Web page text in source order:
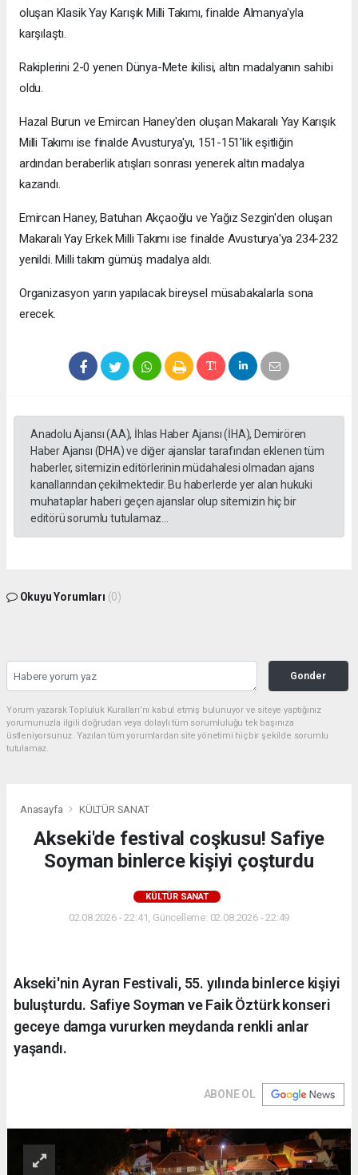
oluşan Klasik Yay Karışık Milli Takımı, finalde Almanya'yla
karşılaştı.
Rakiplerini 2-0 yenen Dünya-Mete ikilisi, altın madalyanın sahibi
oldu.
Hazal Burun ve Emircan Haney'den oluşan Makaralı Yay Karışık
Milli Takımı ise finalde Avusturya'yı, 151-151'lik eşitliğin
ardından beraberlik atışları sonrası yenerek altın madalya
kazandı.
Emircan Haney, Batuhan Akçaoğlu ve Yağız Sezgin'den oluşan
Makaralı Yay Erkek Milli Takımı ise finalde Avusturya'ya 234-232
yenildi. Milli takım gümüş madalya aldı.
Organizasyon yarın yapılacak bireysel müsabakalarla sona
erecek.
Anadolu Ajansı (AA), İhlas Haber Ajansı (İHA), Demirören
Haber Ajansı (DHA) ve diğer ajanslar tarafından eklenen tüm
haberler, sitemizin editörlerinin müdahalesi olmadan ajans
kanallarından çekilmektedir. Bu haberlerde yer alan hukuki
muhataplar haberi geçen ajanslar olup sitemizin hiç bir
editörü sorumlu tutulamaz...
Okuyu Yorumları (0)
Gonder
Yorum yazarak Topluluk Kuralları’nı kabul etmiş bulunuyor ve siteye yaptığınız
yorumunuzla ilgili doğrudan veya dolaylı tüm sorumluluğu tek başınıza
üstleniyorsunuz. Yazılan tüm yorumlardan site yönetimi hiçbir şekilde sorumlu
tutulamaz.
Anasayfa KÜLTÜR SANAT
Akseki'de festival coşkusu! Safiye
Soyman binlerce kişiyi çoşturdu
KÜLTÜR SANAT
02.08.2026 - 22:41, Güncelleme: 02.08.2026 - 22:49
Akseki'nin Ayran Festivali, 55. yılında binlerce kişiyi
buluşturdu. Safiye Soyman ve Faik Öztürk konseri
geceye damga vururken meydanda renkli anlar
yaşandı.
ABONE OL